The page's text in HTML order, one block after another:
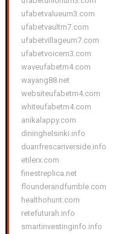
ufabetvalueum3.com
ufabetvaultm7.com
ufabetvillageum7.com
ufabetvoicem3.com
waveufabetm4.com
wayang88.net
websiteufabetm4.com
whiteufabetm4.com
anikalappy.com
dininghelsinki.info
duanfrescariverside.info
etilerx.com
finestreplica.net
flounderandfumble.com
healthohunt.com
retefuturah.info
smartinvestinginfo.info